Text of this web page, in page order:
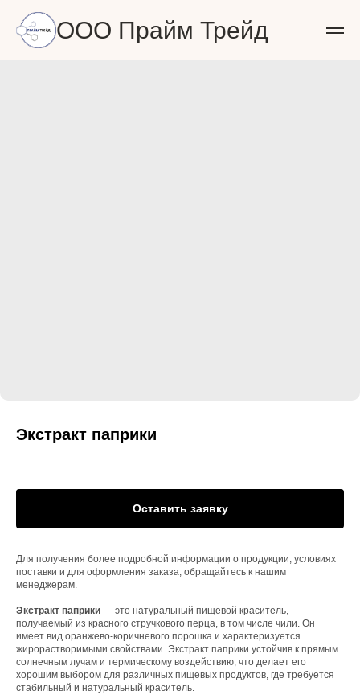
ООО Прайм Трейд
Экстракт паприки
Оставить заявку
Для получения более подробной информации о продукции, условиях
поставки и для оформления заказа, обращайтесь к нашим
менеджерам.
Экстракт паприки — это натуральный пищевой краситель,
получаемый из красного стручкового перца, в том числе чили. Он
имеет вид оранжево-коричневого порошка и характеризуется
жирорастворимыми свойствами. Экстракт паприки устойчив к прямым
солнечным лучам и термическому воздействию, что делает его
хорошим выбором для различных пищевых продуктов, где требуется
стабильный и натуральный краситель.